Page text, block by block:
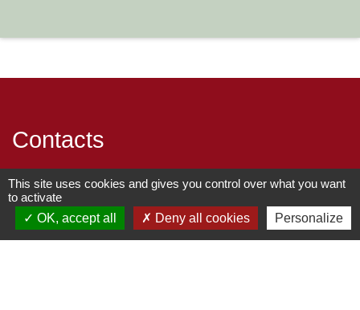
Contacts
Commune de Chilly-le-Vignoble
84 Rue des écoles
39570 Chilly-le-Vignoble - FRANCE
+33 3 84 43 04 58
This site uses cookies and gives you control over what you want
to activate
OK, accept all
Deny all cookies Personalize